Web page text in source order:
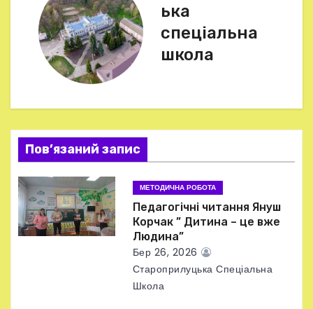
і
я
з
а
п
ька
спеціальна
школа
Пов’язаний запис
МЕТОДИЧНА РОБОТА
Педагогічні читання Януш
Корчак ” Дитина – це вже
Людина”
Бер 26, 2026
Староприлуцька Спеціальна
Школа